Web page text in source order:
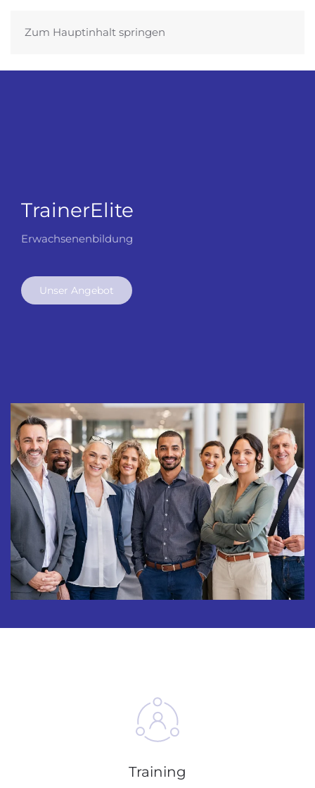
Zum Hauptinhalt springen
TrainerElite
Erwachsenenbildung
Unser Angebot
Training